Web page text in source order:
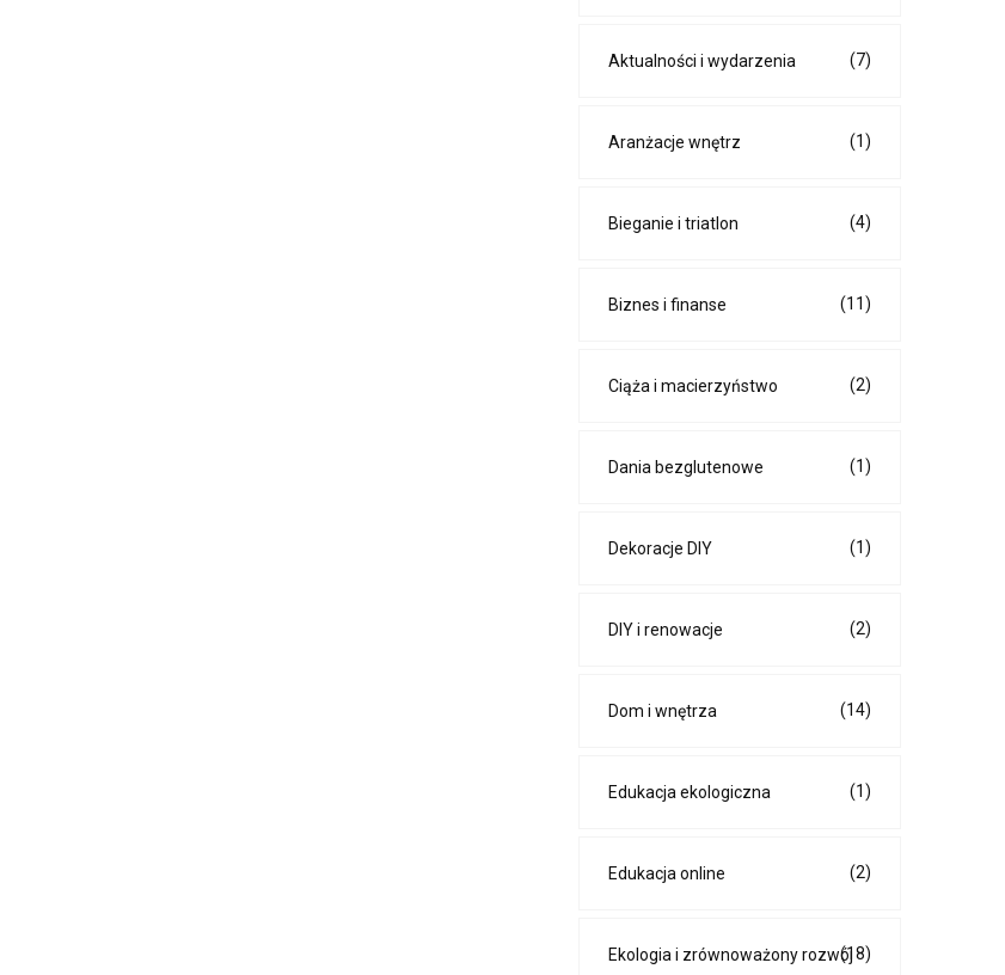
Aktualności i wydarzenia (7)
Aranżacje wnętrz (1)
Bieganie i triatlon (4)
Biznes i finanse (11)
Ciąża i macierzyństwo (2)
Dania bezglutenowe (1)
Dekoracje DIY (1)
DIY i renowacje (2)
Dom i wnętrza (14)
Edukacja ekologiczna (1)
Edukacja online (2)
Ekologia i zrównoważony rozwój(18)